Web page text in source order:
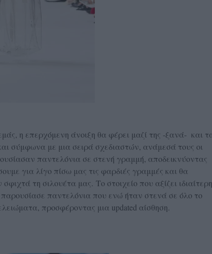
η επερχόμενη άνοιξη θα φέρει μαζί της -ξανά- και
σύμφωνα με μια σειρά σχεδιαστών, ανάμεσά τους οι
παντελόνια σε στενή γραμμή, αποδεικνύοντας
για λίγο πίσω μας τις φαρδιές γραμμές και θα
τη σιλουέτα μας. Το στοιχείο που αξίζει ιδιαίτερη
παντελόνια που ενώ ήταν στενά σε όλο το
προσφέροντας μια updated αίσθηση.